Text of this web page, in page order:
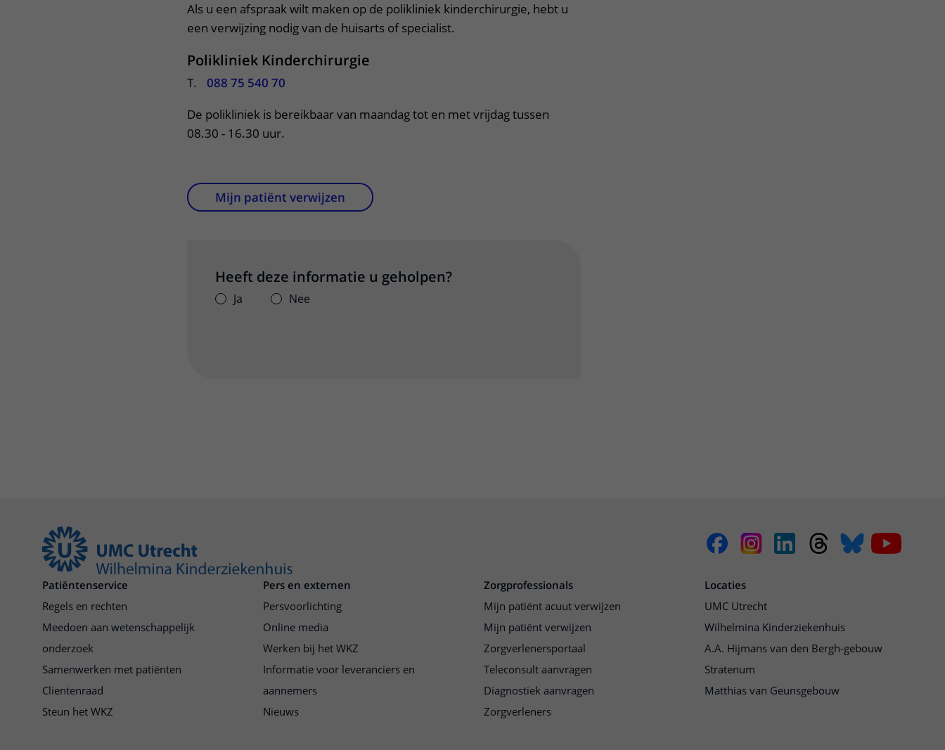
Als u een afspraak wilt maken op de polikliniek kinderchirurgie, hebt u
een verwijzing nodig van de huisarts of specialist.
Polikliniek Kinderchirurgie
T.
088 75 540 70
De polikliniek is bereikbaar van maandag tot en met vrijdag tussen
08.30 - 16.30 uur.
Mijn patiënt verwijzen
Heeft deze informatie u geholpen?
Ja Nee
Patiëntenservice
Regels en rechten
Meedoen aan wetenschappelijk
onderzoek
Samenwerken met patiënten
Clientenraad
Steun het WKZ
Pers en externen
Persvoorlichting
Online media
Werken bij het WKZ
Informatie voor leveranciers en
aannemers
Nieuws
Zorgprofessionals
Mijn patiënt acuut verwijzen
Mijn patiënt verwijzen
Zorgverlenersportaal
Teleconsult aanvragen
Diagnostiek aanvragen
Zorgverleners
Locaties
UMC Utrecht
Wilhelmina Kinderziekenhuis
A.A. Hijmans van den Bergh-gebouw
Stratenum
Matthias van Geunsgebouw